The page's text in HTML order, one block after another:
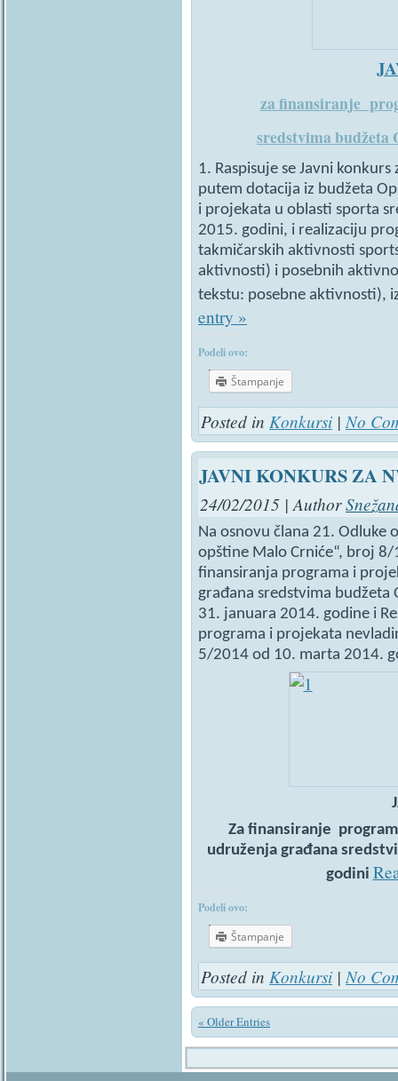
za finansiranje
sredstvima budžeta
1. Raspisuje se Javni
putem dotacija iz budžeta
i projekata u oblasti sporta
2015. godini, i realizaciju
takmičarskih aktivnosti
aktivnosti) i posebnih
tekstu: posebne aktivnosti),
entry »
Podeli ovo:
Štampanje
Posted in Konkursi | No
JAVNI KONKURS ZA
24/02/2015 | Author
Na osnovu člana 21. Odluke
opštine Malo Crniće“, broj
finansiranja programa i
građana sredstvima
31. januara 2014. godine i
programa i projekata
5/2014 od 10. marta 2014.
Za finansiranje
udruženja građana
godini
Podeli ovo:
Štampanje
Posted in Konkursi | No
« Older Entries